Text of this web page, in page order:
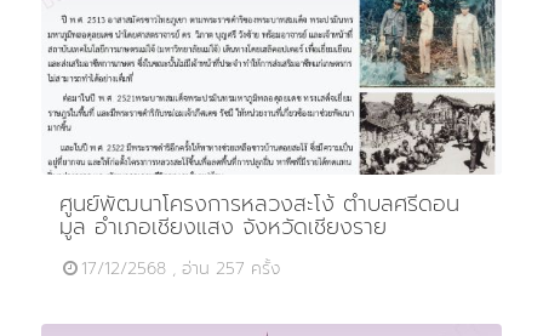
ศูนย์พัฒนาโครงการหลวงสะโง้ ตำบลศรีดอน
มูล อำเภอเชียงแสง จังหวัดเชียงราย
17/12/2568 , อ่าน 257 ครั้ง